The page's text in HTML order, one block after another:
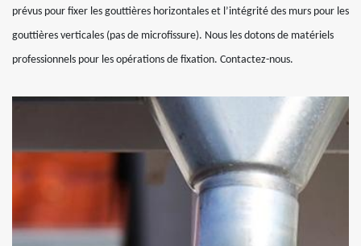
prévus pour fixer les gouttières horizontales et l’intégrité des murs pour les
gouttières verticales (pas de microfissure). Nous les dotons de matériels
professionnels pour les opérations de fixation. Contactez-nous.